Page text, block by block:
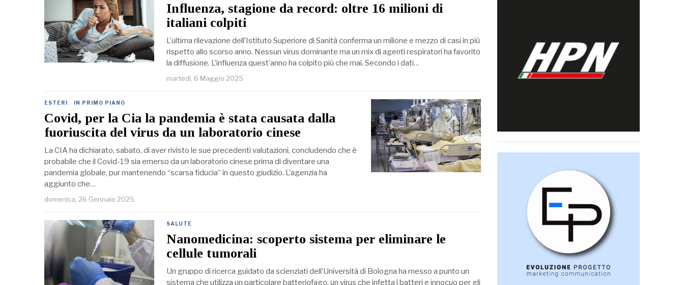
Influenza, stagione da record: oltre 16 milioni di
italiani colpiti
L’ultima rilevazione dell’Istituto Superiore di Sanità conferma un milione e mezzo di casi in più
rispetto allo scorso anno. Nessun virus dominante ma un mix di agenti respiratori ha favorito
la diffusione. L’influenza quest’anno ha colpito più che mai. Secondo i dati…
martedì, 6 Maggio 2025
ESTERI · IN PRIMO PIANO
Covid, per la Cia la pandemia è stata causata dalla
fuoriuscita del virus da un laboratorio cinese
La CIA ha dichiarato, sabato, di aver rivisto le sue precedenti valutazioni, concludendo che è
probabile che il Covid-19 sia emerso da un laboratorio cinese prima di diventare una
pandemia globale, pur mantenendo “scarsa fiducia” in questo giudizio. L’agenzia ha
aggiunto che…
domenica, 26 Gennaio 2025
SALUTE
Nanomedicina: scoperto sistema per eliminare le
cellule tumorali
Un gruppo di ricerca guidato da scienziati dell’Università di Bologna ha messo a punto un
sistema che utilizza un particolare batteriofago, un virus che infetta i batteri e innocuo per gli